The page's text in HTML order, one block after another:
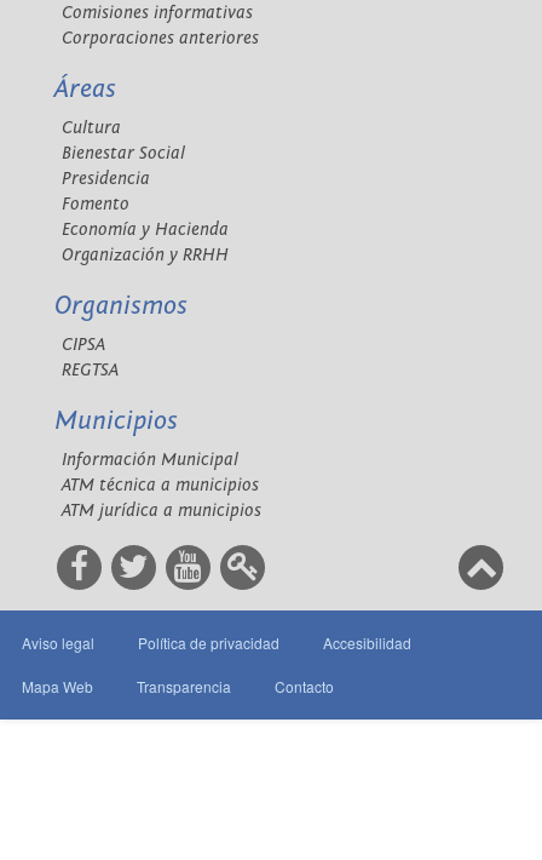
Comisiones informativas
Corporaciones anteriores
Áreas
Cultura
Bienestar Social
Presidencia
Fomento
Economía y Hacienda
Organización y RRHH
Organismos
CIPSA
REGTSA
Municipios
Información Municipal
ATM técnica a municipios
ATM jurídica a municipios
Aviso legal Política de privacidad Accesibilidad
Mapa Web Transparencia Contacto